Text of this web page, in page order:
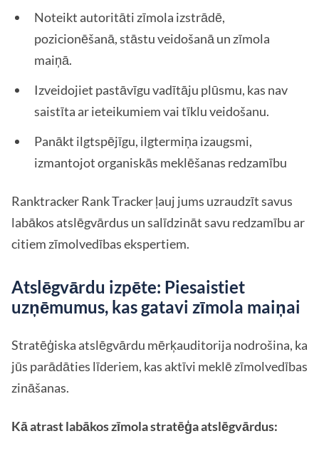
Noteikt autoritāti zīmola izstrādē,
pozicionēšanā, stāstu veidošanā un zīmola
maiņā.
Izveidojiet pastāvīgu vadītāju plūsmu, kas nav
saistīta ar ieteikumiem vai tīklu veidošanu.
Panākt ilgtspējīgu, ilgtermiņa izaugsmi,
izmantojot organiskās meklēšanas redzamību
Ranktracker Rank Tracker ļauj jums uzraudzīt savus
labākos atslēgvārdus un salīdzināt savu redzamību ar
citiem zīmolvedības ekspertiem.
Atslēgvārdu izpēte: Piesaistiet
uzņēmumus, kas gatavi zīmola maiņai
Stratēģiska atslēgvārdu mērķauditorija nodrošina, ka
jūs parādāties līderiem, kas aktīvi meklē zīmolvedības
zināšanas.
Kā atrast labākos zīmola stratēģa atslēgvārdus: